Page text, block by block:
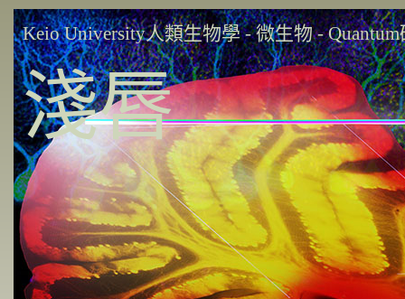
Keio University人類生物學 - 微生物 -
淺唇